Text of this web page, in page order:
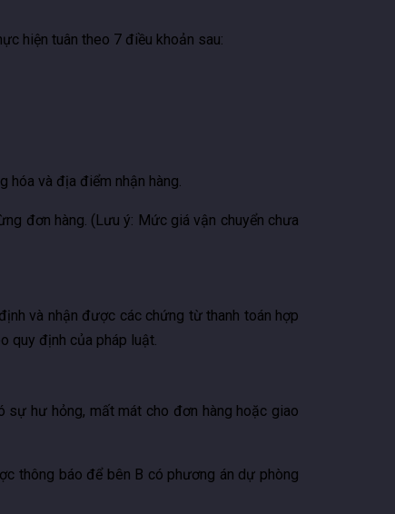
hiện tuân theo 7 điều khoản sau:
hóa và địa điểm nhận hàng.
đơn hàng. (Lưu ý: Mức giá vận chuyển chưa
và nhận được các chứng từ thanh toán hợp
quy định của pháp luật.
sự hư hỏng, mất mát cho đơn hàng hoặc giao
thông báo để bên B có phương án dự phòng